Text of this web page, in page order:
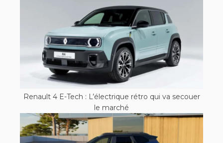
Renault 4 E-Tech : L’électrique rétro qui va secouer
le marché